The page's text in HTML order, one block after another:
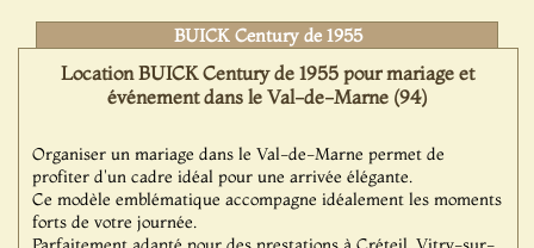
BUICK Century de 1955
Location BUICK Century de 1955 pour mariage et
événement dans le Val-de-Marne (94)
Organiser un mariage dans le Val-de-Marne permet de
profiter d'un cadre idéal pour une arrivée élégante.
Ce modèle emblématique accompagne idéalement les moments
forts de votre journée.